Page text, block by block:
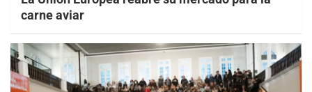
carne aviar